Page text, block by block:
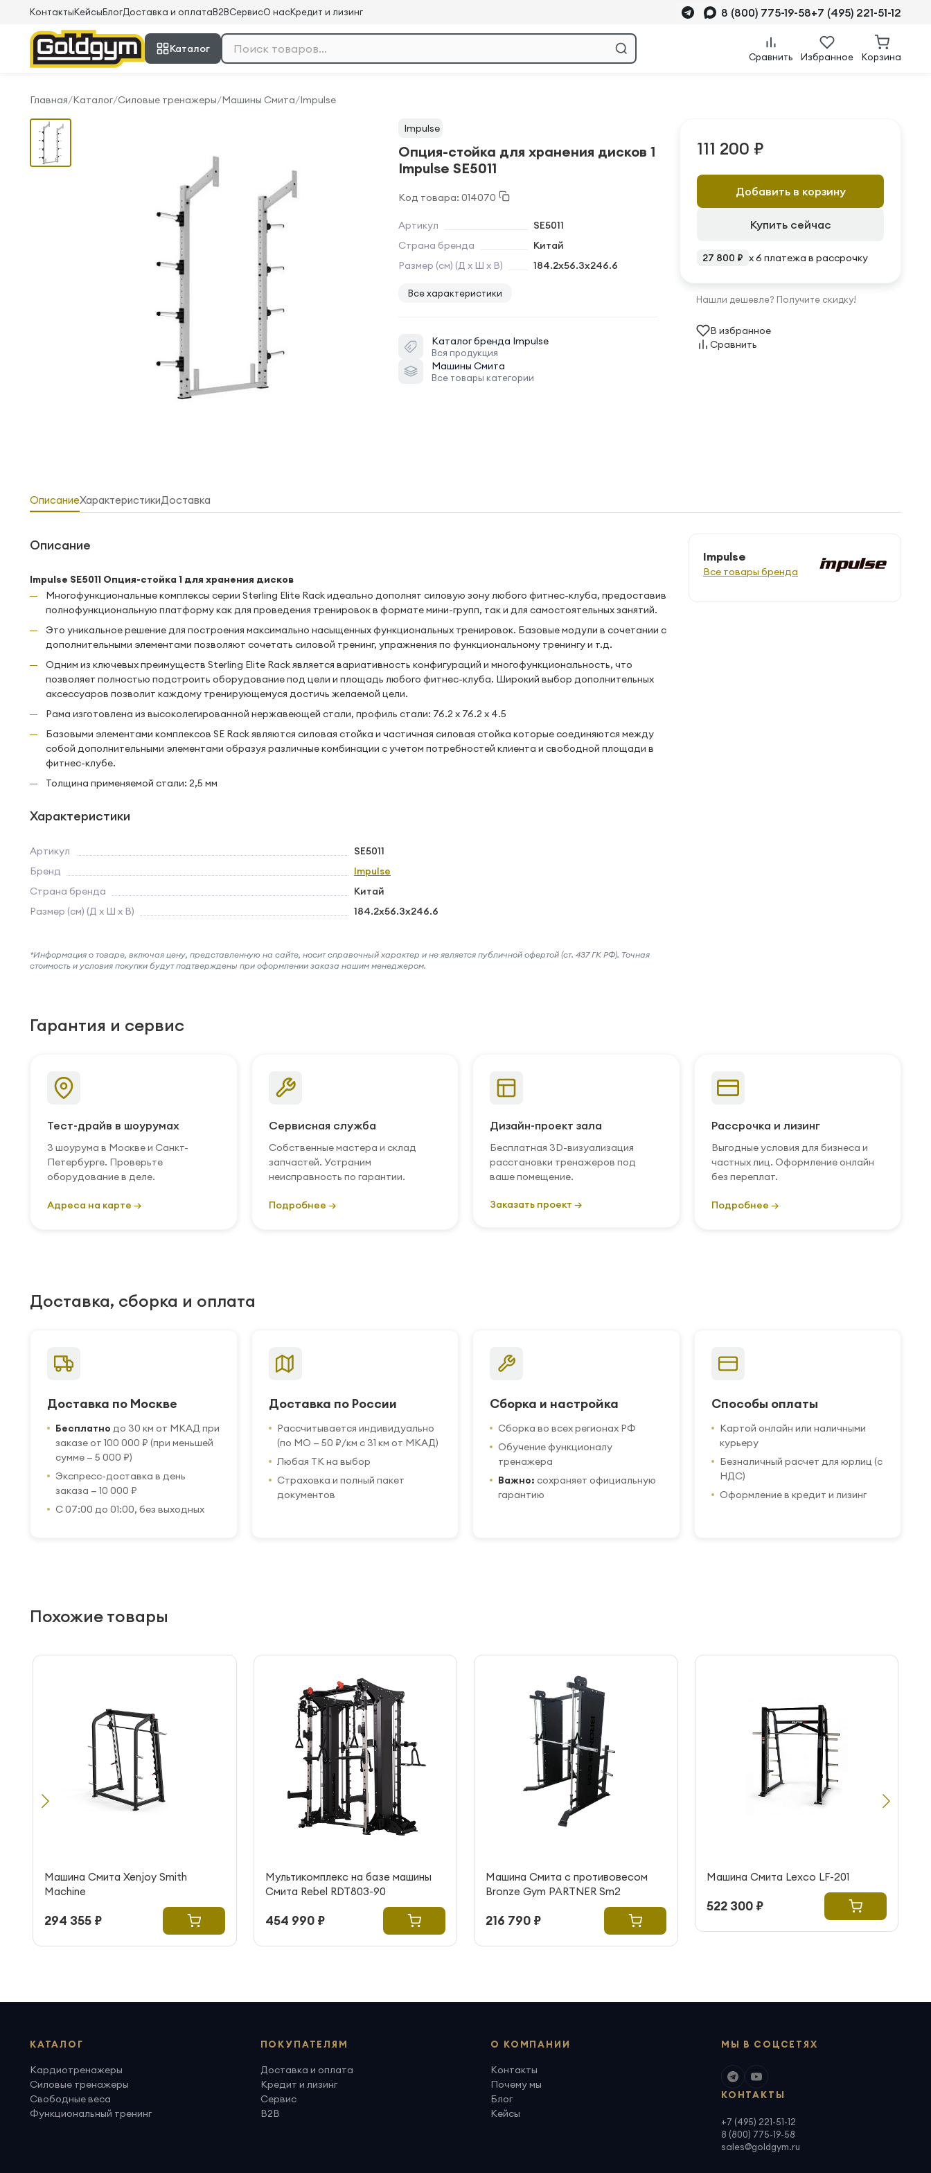
КонтактыКейсыБлогДоставка и оплатаB2BСервисО насКредит и лизинг 8 (800) 775-19-58+7 (495) 221-51-12
Каталог
Сравнить Избранное Корзина
Главная/Каталог/Силовые тренажеры/Машины Смита/Impulse
Impulse
Опция-стойка для хранения дисков 1
Impulse SE5011
Код товара: 014070
Артикул
SE5011
Страна бренда
Китай
Размер (см) (Д х Ш х В)
184.2x56.3x246.6
Все характеристики
Каталог бренда Impulse
Вся продукция
Машины Смита
Все товары категории
111 200 ₽
Добавить в корзину
Купить сейчас
27 800 ₽ x 6 платежа в рассрочку
Нашли дешевле? Получите скидку!
В избранное
Сравнить
ОписаниеХарактеристикиДоставка
Описание
Impulse SE5011 Опция-стойка 1 для хранения дисков
Многофункциональные комплексы серии Sterling Elite Rack идеально дополнят силовую зону любого фитнес-клуба, предоставив
полнофункциональную платформу как для проведения тренировок в формате мини-групп, так и для самостоятельных занятий.
Это уникальное решение для построения максимально насыщенных функциональных тренировок. Базовые модули в сочетании с
дополнительными элементами позволяют сочетать силовой тренинг, упражнения по функциональному тренингу и т.д.
Одним из ключевых преимуществ Sterling Elite Rack является вариативность конфигураций и многофункциональность, что
позволяет полностью подстроить оборудование под цели и площадь любого фитнес-клуба. Широкий выбор дополнительных
аксессуаров позволит каждому тренирующемуся достичь желаемой цели.
Рама изготовлена из высоколегированной нержавеющей стали, профиль стали: 76.2 x 76.2 x 4.5
Базовыми элементами комплексов SE Rack являются силовая стойка и частичная силовая стойка которые соединяются между
собой дополнительными элементами образуя различные комбинации с учетом потребностей клиента и свободной площади в
фитнес-клубе.
Толщина применяемой стали: 2,5 мм
Характеристики
Артикул
SE5011
Бренд
Impulse
Страна бренда
Китай
Размер (см) (Д х Ш х В)
184.2x56.3x246.6
*Информация о товаре, включая цену, представленную на сайте, носит справочный характер и не является публичной офертой (ст. 437 ГК РФ). Точная
стоимость и условия покупки будут подтверждены при оформлении заказа нашим менеджером.
Impulse
Все товары бренда
Гарантия и сервис
Тест-драйв в шоурумах
3 шоурума в Москве и Санкт-
Петербурге. Проверьте
оборудование в деле.
Адреса на карте →
Сервисная служба
Собственные мастера и склад
запчастей. Устраним
неисправность по гарантии.
Подробнее →
Дизайн-проект зала
Бесплатная 3D-визуализация
расстановки тренажеров под
ваше помещение.
Заказать проект →
Рассрочка и лизинг
Выгодные условия для бизнеса и
частных лиц. Оформление онлайн
без переплат.
Подробнее →
Доставка, сборка и оплата
Доставка по Москве
Бесплатно до 30 км от МКАД при
заказе от 100 000 ₽ (при меньшей
сумме — 5 000 ₽)
Экспресс-доставка в день
заказа — 10 000 ₽
С 07:00 до 01:00, без выходных
Доставка по России
Рассчитывается индивидуально
(по МО — 50 ₽/км с 31 км от МКАД)
Любая ТК на выбор
Страховка и полный пакет
документов
Сборка и настройка
Сборка во всех регионах РФ
Обучение функционалу
тренажера
Важно: сохраняет официальную
гарантию
Способы оплаты
Картой онлайн или наличными
курьеру
Безналичный расчет для юрлиц (с
НДС)
Оформление в кредит и лизинг
Похожие товары
Машина Смита Xenjoy Smith
Machine
294 355 ₽
Мультикомплекс на базе машины
Смита Rebel RDT803-90
454 990 ₽
Машина Смита с противовесом
Bronze Gym PARTNER Sm2
216 790 ₽
Машина Смита Lexco LF-201
522 300 ₽
КАТАЛОГ
Кардиотренажеры
Силовые тренажеры
Свободные веса
Функциональный тренинг
ПОКУПАТЕЛЯМ
Доставка и оплата
Кредит и лизинг
Сервис
B2B
О КОМПАНИИ
Контакты
Почему мы
Блог
Кейсы
МЫ В СОЦСЕТЯХ
КОНТАКТЫ
+7 (495) 221-51-12
8 (800) 775-19-58
sales@goldgym.ru